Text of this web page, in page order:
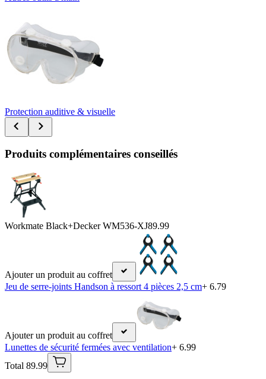
Protection auditive & visuelle
Produits complémentaires conseillés
Workmate Black+Decker WM536-XJ89.99
Ajouter un produit au coffret
Jeu de serre-joints Handson à ressort 4 pièces 2,5 cm+ 6.79
Ajouter un produit au coffret
Lunettes de sécurité fermées avec ventilation+ 6.99
Total 89.99